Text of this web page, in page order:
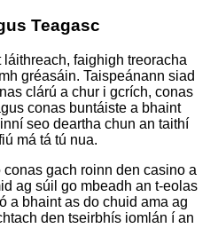
Teagasc
faighigh treoracha
gréasáin. Taispeánann siad
clárú a chur i gcrích, conas
conas buntáiste a bhaint
seo deartha chun an taithí
má tá tú nua.
gach roinn den casino a
ag súil go mbeadh an t-eolas
a bhaint as do chuid ama ag
den tseirbhís iomlán í an